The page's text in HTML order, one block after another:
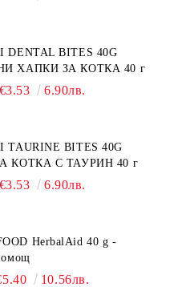
DENTAL BITES 40G
ХАПКИ ЗА КОТКА 40 г
€3.53 6.90лв.
TAURINE BITES 40G
КОТКА С ТАУРИН 40 г
€3.53 6.90лв.
HerbalAid 40 g -
10.56лв.